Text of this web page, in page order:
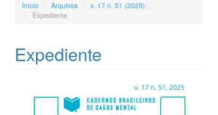
Início Arquivos
v. 17 n. 51 (2025): .
Expediente
Expediente
lateral